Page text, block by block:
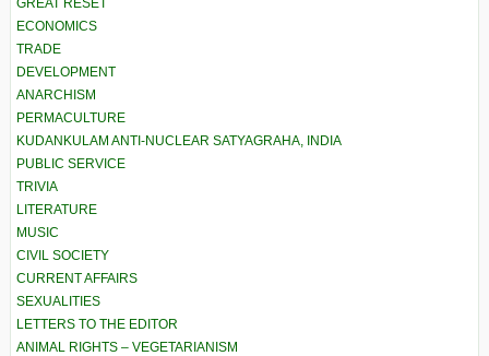
ECONOMICS
TRADE
DEVELOPMENT
ANARCHISM
PERMACULTURE
KUDANKULAM ANTI-NUCLEAR SATYAGRAHA, INDIA
PUBLIC SERVICE
TRIVIA
LITERATURE
MUSIC
CIVIL SOCIETY
CURRENT AFFAIRS
SEXUALITIES
LETTERS TO THE EDITOR
ANIMAL RIGHTS – VEGETARIANISM